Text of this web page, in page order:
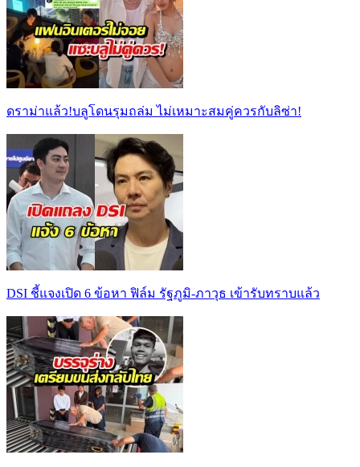
ดราม่าแล้ว!บลูโดนรุมถล่ม ไม่เหมาะสมคู่ควรกับลิซ่า!
DSI ชี้แจงเปิด 6 ข้อหา ฟิล์ม รัฐภูมิ-ภาวุธ เข้ารับทราบแล้ว